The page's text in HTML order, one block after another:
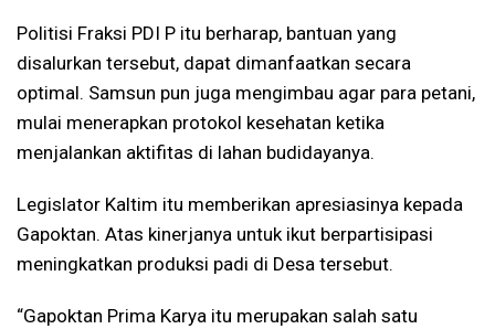
Politisi Fraksi PDI P itu berharap, bantuan yang
disalurkan tersebut, dapat dimanfaatkan secara
optimal. Samsun pun juga mengimbau agar para petani,
mulai menerapkan protokol kesehatan ketika
menjalankan aktifitas di lahan budidayanya.
Legislator Kaltim itu memberikan apresiasinya kepada
Gapoktan. Atas kinerjanya untuk ikut berpartisipasi
meningkatkan produksi padi di Desa tersebut.
“Gapoktan Prima Karya itu merupakan salah satu